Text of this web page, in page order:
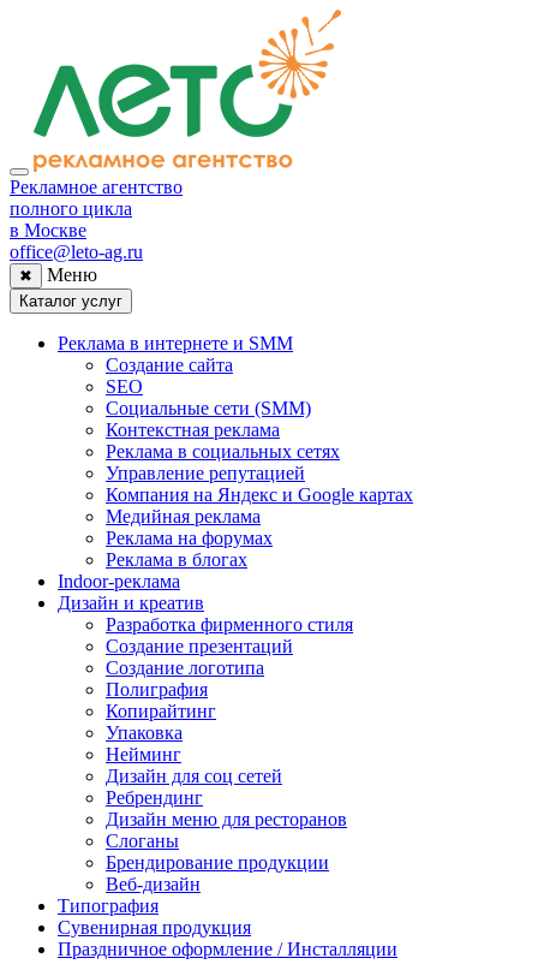
Рекламное агентство
полного цикла
в Москве
office@leto-ag.ru
✖ Меню
Каталог услуг
Реклама в интернете и SMM
Создание сайта
SEO
Социальные сети (SMM)
Контекстная реклама
Реклама в социальных сетях
Управление репутацией
Компания на Яндекс и Google картах
Медийная реклама
Реклама на форумах
Реклама в блогах
Indoor-реклама
Дизайн и креатив
Разработка фирменного стиля
Создание презентаций
Создание логотипа
Полиграфия
Копирайтинг
Упаковка
Нейминг
Дизайн для соц сетей
Ребрендинг
Дизайн меню для ресторанов
Слоганы
Брендирование продукции
Веб-дизайн
Типография
Сувенирная продукция
Праздничное оформление / Инсталляции